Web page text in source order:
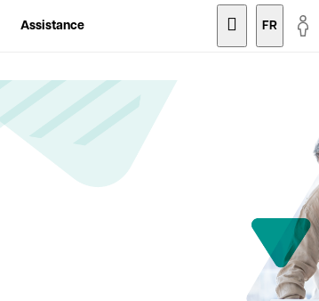
Assistance FR